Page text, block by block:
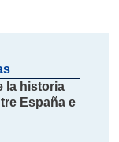
la historia
España e